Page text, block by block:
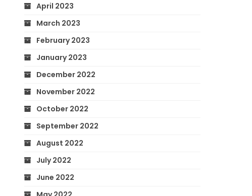
April 2023
March 2023
February 2023
January 2023
December 2022
November 2022
October 2022
September 2022
August 2022
July 2022
June 2022